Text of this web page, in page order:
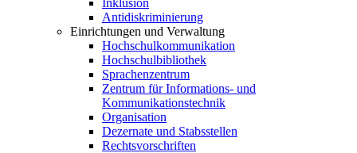
Inklusion
Antidiskriminierung
Einrichtungen und Verwaltung
Hochschulkommunikation
Hochschulbibliothek
Sprachenzentrum
Zentrum für Informations- und
Kommunikationstechnik
Organisation
Dezernate und Stabsstellen
Rechtsvorschriften